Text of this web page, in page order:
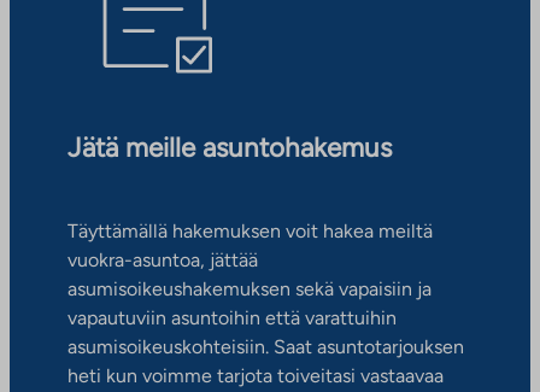
Jätä meille asuntohakemus
Täyttämällä hakemuksen voit hakea meiltä
vuokra-asuntoa, jättää
asumisoikeushakemuksen sekä vapaisiin ja
vapautuviin asuntoihin että varattuihin
asumisoikeuskohteisiin. Saat asuntotarjouksen
heti kun voimme tarjota toiveitasi vastaavaa